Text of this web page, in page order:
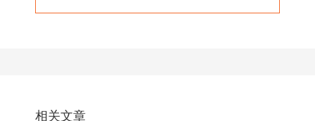
相关文章